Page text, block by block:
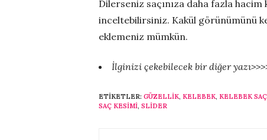
Dilerseniz saçınıza daha fazla
inceltebilirsiniz. Kakül görünümünü
eklemeniz mümkün.
İlginizi çekebilecek bir diğer
ETIKETLER: GÜZELLIK, KELEBEK, KELEBEK
SAÇ KESIMI, SLİDER